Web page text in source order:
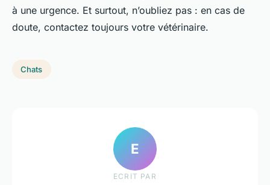
à une urgence. Et surtout, n’oubliez pas : en cas de
doute, contactez toujours votre vétérinaire.
Chats
E
ECRIT PAR